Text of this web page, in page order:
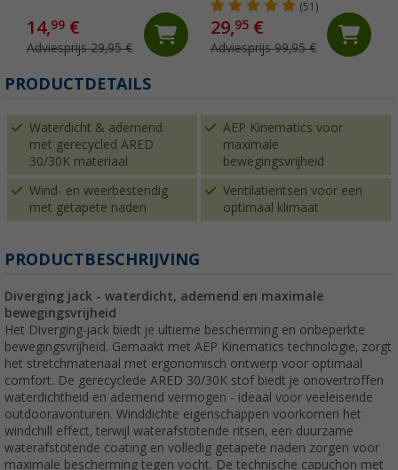
14,99 €
Adviesprijs 29,95 €
(51)
29,95€
Adviesprijs 99,95 €
PRODUCTDETAILS
Waterdicht & ademend
met gerecycled ARED
30/30K materiaal
AEP Kinematics voor
maximale
bewegingsvrijheid
Wind- en weerbestendig
met getapete naden
Ventilatieritsen voor een
optimaal klimaat
PRODUCTBESCHRIJVING
Diverging jack - waterdicht, ademend en maximale
bewegingsvrijheid
Het Diverging-jack biedt je ultieme bescherming en onbeperkte
bewegingsvrijheid. Gemaakt met AEP Kinematics technologie, zorgt
het stretchmateriaal met ergonomisch ontwerp voor optimaal
comfort. De gerecyclede ARED 30/30K stof biedt je onovertroffen
waterdichtheid en ademend vermogen - ideaal voor veeleisende
outdooravonturen. Winddichte eigenschappen voorkomen het
windchill effect, terwijl waterafstotende ritsen, een duurzame
waterafstotende coating en volledig getapete naden zorgen voor
maximale bescherming tegen vocht. De technische capuchon met